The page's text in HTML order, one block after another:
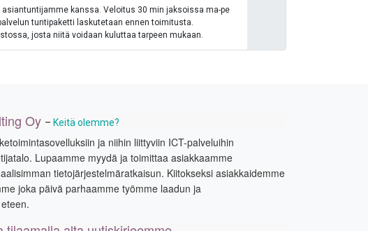
kanssa. Veloitus 30 min jaksoissa ma-pe
tuntipaketti laskutetaan ennen toimitusta.
josta niitä voidaan kuluttaa tarpeen mukaan.
Oy – Keitä olemme?
ja niihin liittyviin ICT-palveluihin
Lupaamme myydä ja toimittaa asiakkaamme
tietojärjestelmäratkaisun. Kiitokseksi asiakkaidemme
joka päivä parhaamme työmme laadun ja